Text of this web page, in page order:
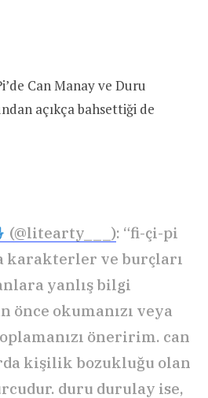
Can Manay ve Duru
açıkça bahsettiği de
(@litearty___): “fi-çi-pi
karakterler ve burçları
yanlış bilgi
önce okumanızı veya
öneririm. can
kişilik bozukluğu olan
duru durulay ise,